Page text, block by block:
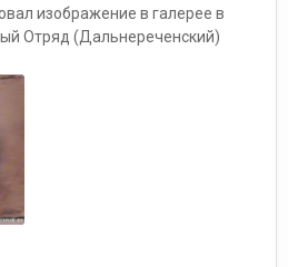
изображение в галерее в
Отряд (Дальнереченский)